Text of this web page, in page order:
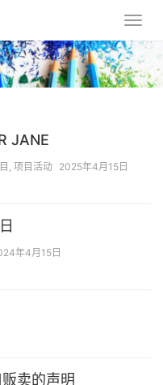
JANE
项目活动 2025年4月15日
年4月15日
卖的声明